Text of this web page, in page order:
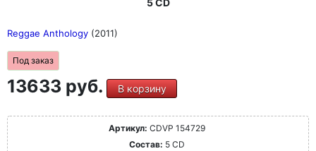
5 CD
Reggae Anthology (2011)
Под заказ
13633 руб. В корзину
Артикул: CDVP 154729
Состав: 5 CD